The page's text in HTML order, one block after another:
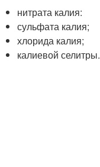
нитрата калия:
сульфата калия;
хлорида калия;
калиевой селитры.